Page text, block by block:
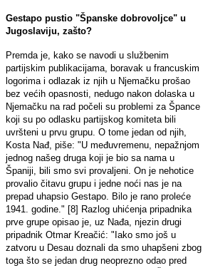
Gestapo pustio "Španske dobrovoljce" u
Jugoslaviju, zašto?
Premda je, kako se navodi u službenim
partijskim publikacijama, boravak u francuskim
logorima i odlazak iz njih u Njemačku prošao
bez većih opasnosti, nedugo nakon dolaska u
Njemačku na rad počeli su problemi za Špance
koji su po odlasku partijskog komiteta bili
uvršteni u prvu grupu. O tome jedan od njih,
Kosta Nađ, piše: "U međuvremenu, nepažnjom
jednog našeg druga koji je bio sa nama u
Španiji, bili smo svi provaljeni. On je nehotice
provalio čitavu grupu i jedne noći nas je na
prepad uhapsio Gestapo. Bilo je rano proleće
1941. godine." [8] Razlog uhićenja pripadnika
prve grupe opisao je, uz Nađa, njezin drugi
pripadnik Otmar Kreačić: "Iako smo još u
zatvoru u Desau doznali da smo uhapšeni zbog
toga što se jedan drug neoprezno odao pred